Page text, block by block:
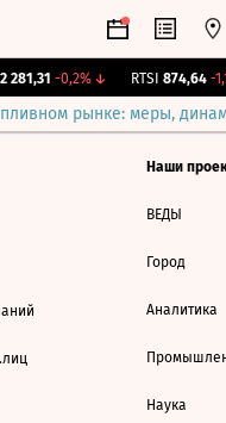
281,31 -0,2%↓ RTSI 874,64 -
рынке: меры,
Наши
ВЕДЫ
Город
Аналитика
Наука